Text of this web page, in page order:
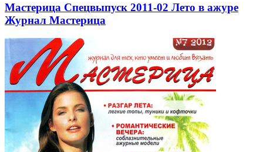
Мастерица Спецвыпуск 2011-02 Лето в ажуре
Журнал Мастерица